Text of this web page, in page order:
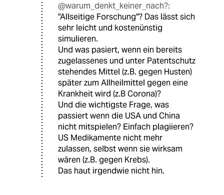
@warum_denkt_keiner_nach?:
"Allseitige Forschung"? Das lässt sich
sehr leicht und kostenünstig
simulieren.
Und was pasiert, wenn ein bereits
zugelassenes und unter Patentschutz
stehendes Mittel (z.B. gegen Husten)
später zum Allheilmittel gegen eine
Krankheit wird (z.B Corona)?
Und die wichtigste Frage, was
passiert wenn die USA und China
nicht mitspielen? Einfach plagiieren?
US Medikamente nicht mehr
zulassen, selbst wenn sie wirksam
wären (z.B. gegen Krebs).
Das haut irgendwie nicht hin.